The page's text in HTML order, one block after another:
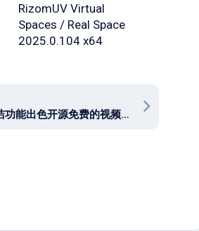
RizomUV Virtual
Spaces / Real Space
2025.0.104 x64
界面简洁功能出色开源免费的视频剪辑软件 Kdenlive v26.04.2 for win / v25.04.3 for mac